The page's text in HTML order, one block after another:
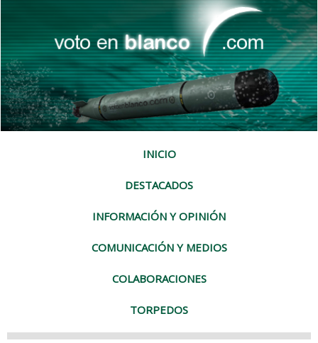
INICIO
DESTACADOS
INFORMACIÓN Y OPINIÓN
COMUNICACIÓN Y MEDIOS
COLABORACIONES
TORPEDOS